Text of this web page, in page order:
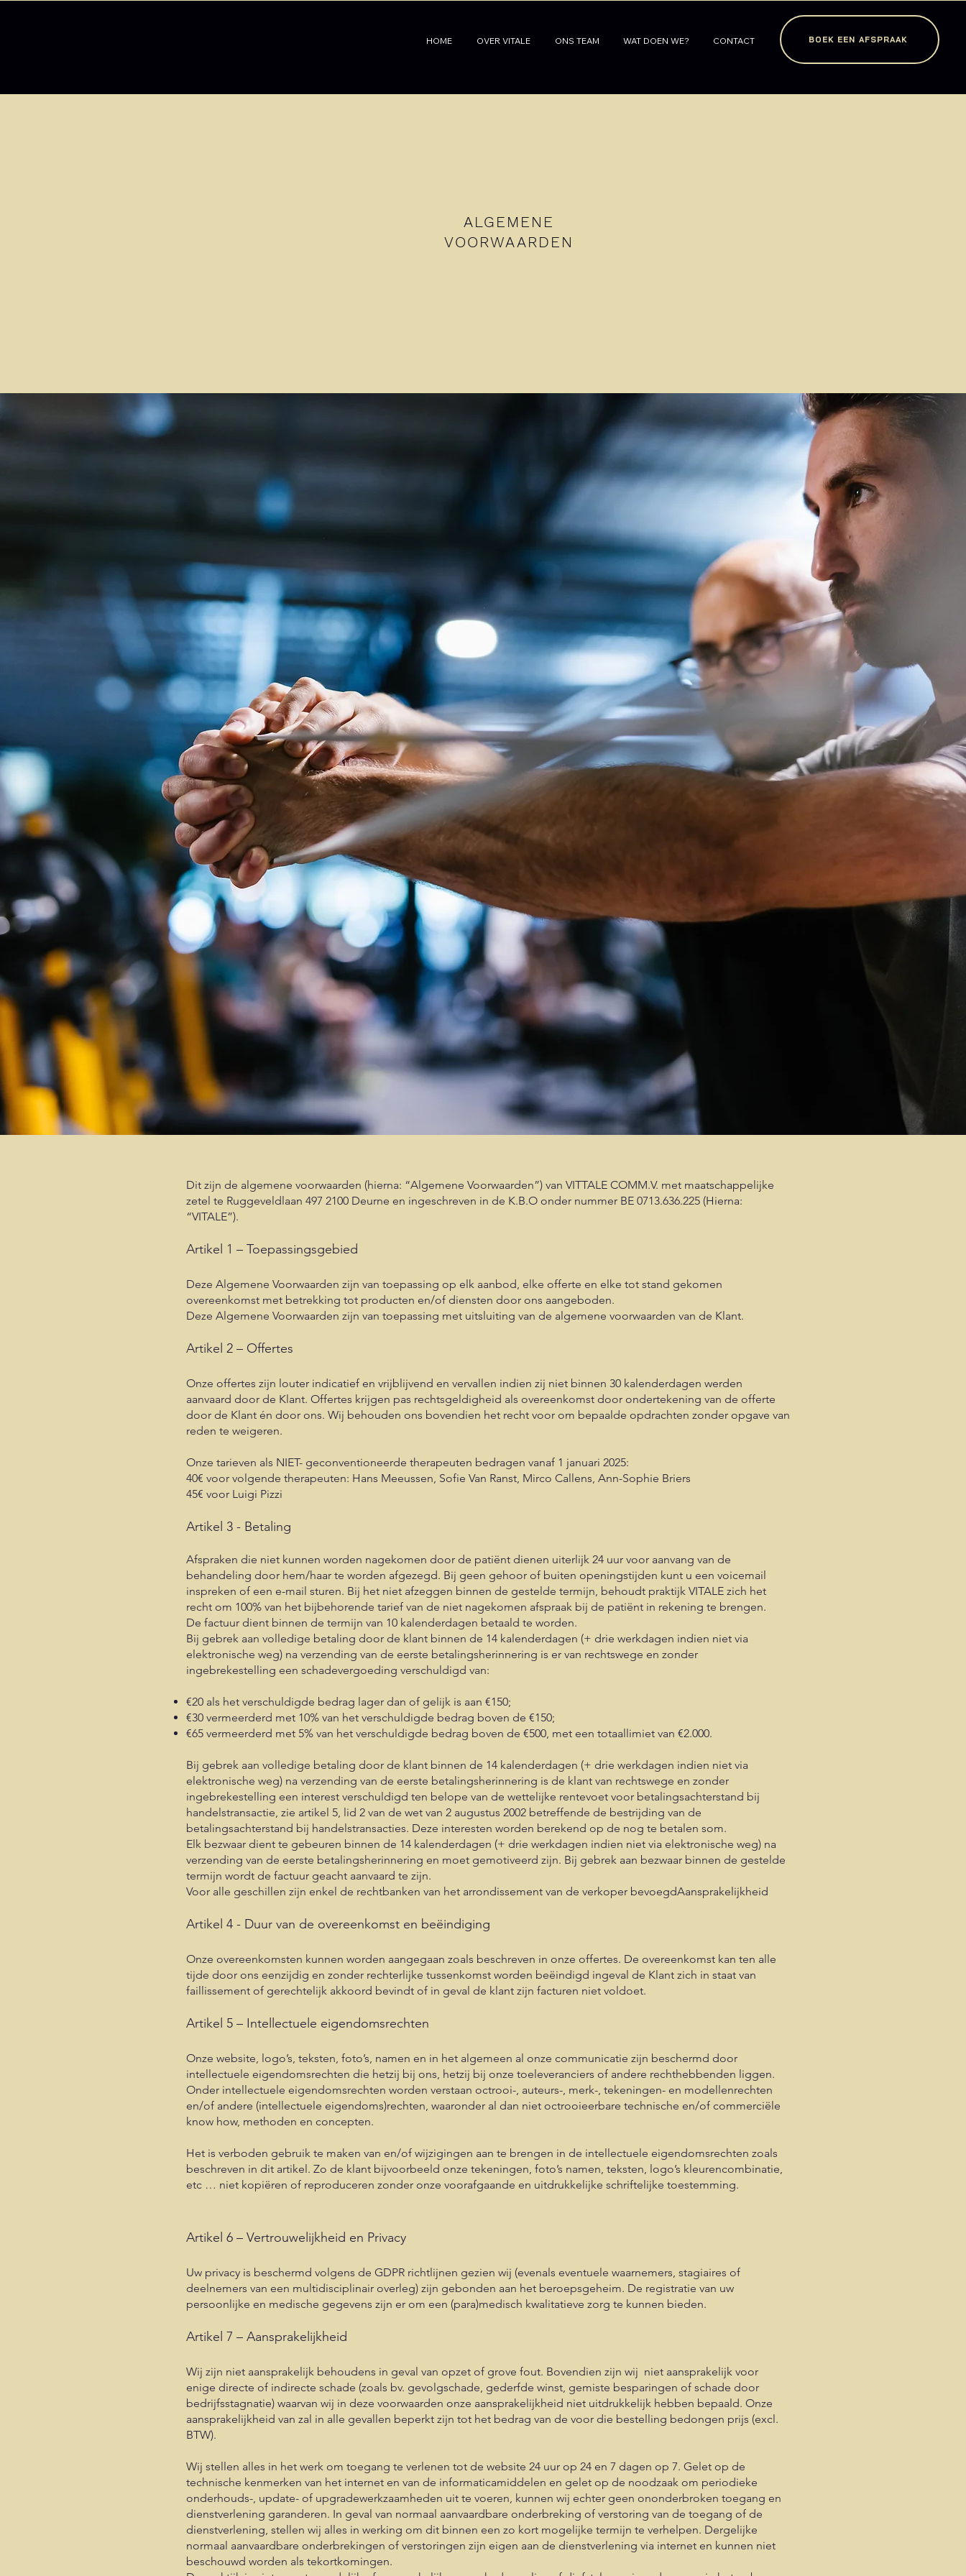
HOME OVER VITALE ONS TEAM WAT DOEN WE? CONTACT BOEK EEN AFSPRAAK
ALGEMENE
VOORWAARDEN
Dit zijn de algemene voorwaarden (hierna: “Algemene Voorwaarden”) van VITTALE COMM.V. met maatschappelijke
zetel te Ruggeveldlaan 497 2100 Deurne en ingeschreven in de K.B.O onder nummer BE 0713.636.225 (Hierna:
“VITALE”).
Artikel 1 – Toepassingsgebied
Deze Algemene Voorwaarden zijn van toepassing op elk aanbod, elke offerte en elke tot stand gekomen
overeenkomst met betrekking tot producten en/of diensten door ons aangeboden.
Deze Algemene Voorwaarden zijn van toepassing met uitsluiting van de algemene voorwaarden van de Klant.
Artikel 2 – Offertes
Onze offertes zijn louter indicatief en vrijblijvend en vervallen indien zij niet binnen 30 kalenderdagen werden
aanvaard door de Klant. Offertes krijgen pas rechtsgeldigheid als overeenkomst door ondertekening van de offerte
door de Klant én door ons. Wij behouden ons bovendien het recht voor om bepaalde opdrachten zonder opgave van
reden te weigeren.
Onze tarieven als NIET- geconventioneerde therapeuten bedragen vanaf 1 januari 2025:
40€ voor volgende therapeuten: Hans Meeussen, Sofie Van Ranst, Mirco Callens, Ann-Sophie Briers
45€ voor Luigi Pizzi
Artikel 3 - Betaling
Afspraken die niet kunnen worden nagekomen door de patiënt dienen uiterlijk 24 uur voor aanvang van de
behandeling door hem/haar te worden afgezegd. Bij geen gehoor of buiten openingstijden kunt u een voicemail
inspreken of een e-mail sturen. Bij het niet afzeggen binnen de gestelde termijn, behoudt praktijk VITALE zich het
recht om 100% van het bijbehorende tarief van de niet nagekomen afspraak bij de patiënt in rekening te brengen.
De factuur dient binnen de termijn van 10 kalenderdagen betaald te worden.
Bij gebrek aan volledige betaling door de klant binnen de 14 kalenderdagen (+ drie werkdagen indien niet via
elektronische weg) na verzending van de eerste betalingsherinnering is er van rechtswege en zonder
ingebrekestelling een schadevergoeding verschuldigd van:
€20 als het verschuldigde bedrag lager dan of gelijk is aan €150;
€30 vermeerderd met 10% van het verschuldigde bedrag boven de €150;
€65 vermeerderd met 5% van het verschuldigde bedrag boven de €500, met een totaallimiet van €2.000.
Bij gebrek aan volledige betaling door de klant binnen de 14 kalenderdagen (+ drie werkdagen indien niet via
elektronische weg) na verzending van de eerste betalingsherinnering is de klant van rechtswege en zonder
ingebrekestelling een interest verschuldigd ten belope van de wettelijke rentevoet voor betalingsachterstand bij
handelstransactie, zie artikel 5, lid 2 van de wet van 2 augustus 2002 betreffende de bestrijding van de
betalingsachterstand bij handelstransacties. Deze interesten worden berekend op de nog te betalen som.
Elk bezwaar dient te gebeuren binnen de 14 kalenderdagen (+ drie werkdagen indien niet via elektronische weg) na
verzending van de eerste betalingsherinnering en moet gemotiveerd zijn. Bij gebrek aan bezwaar binnen de gestelde
termijn wordt de factuur geacht aanvaard te zijn.
Voor alle geschillen zijn enkel de rechtbanken van het arrondissement van de verkoper bevoegdAansprakelijkheid
Artikel 4 - Duur van de overeenkomst en beëindiging
Onze overeenkomsten kunnen worden aangegaan zoals beschreven in onze offertes. De overeenkomst kan ten alle
tijde door ons eenzijdig en zonder rechterlijke tussenkomst worden beëindigd ingeval de Klant zich in staat van
faillissement of gerechtelijk akkoord bevindt of in geval de klant zijn facturen niet voldoet.
Artikel 5 – Intellectuele eigendomsrechten
Onze website, logo’s, teksten, foto’s, namen en in het algemeen al onze communicatie zijn beschermd door
intellectuele eigendomsrechten die hetzij bij ons, hetzij bij onze toeleveranciers of andere rechthebbenden liggen.
Onder intellectuele eigendomsrechten worden verstaan octrooi-, auteurs-, merk-, tekeningen- en modellenrechten
en/of andere (intellectuele eigendoms)rechten, waaronder al dan niet octrooieerbare technische en/of commerciële
know how, methoden en concepten.
Het is verboden gebruik te maken van en/of wijzigingen aan te brengen in de intellectuele eigendomsrechten zoals
beschreven in dit artikel. Zo de klant bijvoorbeeld onze tekeningen, foto’s namen, teksten, logo’s kleurencombinatie,
etc … niet kopiëren of reproduceren zonder onze voorafgaande en uitdrukkelijke schriftelijke toestemming.
Artikel 6 – Vertrouwelijkheid en Privacy
Uw privacy is beschermd volgens de GDPR richtlijnen gezien wij (evenals eventuele waarnemers, stagiaires of
deelnemers van een multidisciplinair overleg) zijn gebonden aan het beroepsgeheim. De registratie van uw
persoonlijke en medische gegevens zijn er om een (para)medisch kwalitatieve zorg te kunnen bieden.
Artikel 7 – Aansprakelijkheid
Wij zijn niet aansprakelijk behoudens in geval van opzet of grove fout. Bovendien zijn wij niet aansprakelijk voor
enige directe of indirecte schade (zoals bv. gevolgschade, gederfde winst, gemiste besparingen of schade door
bedrijfsstagnatie) waarvan wij in deze voorwaarden onze aansprakelijkheid niet uitdrukkelijk hebben bepaald. Onze
aansprakelijkheid van zal in alle gevallen beperkt zijn tot het bedrag van de voor die bestelling bedongen prijs (excl.
BTW).
Wij stellen alles in het werk om toegang te verlenen tot de website 24 uur op 24 en 7 dagen op 7. Gelet op de
technische kenmerken van het internet en van de informaticamiddelen en gelet op de noodzaak om periodieke
onderhouds-, update- of upgradewerkzaamheden uit te voeren, kunnen wij echter geen ononderbroken toegang en
dienstverlening garanderen. In geval van normaal aanvaardbare onderbreking of verstoring van de toegang of de
dienstverlening, stellen wij alles in werking om dit binnen een zo kort mogelijke termijn te verhelpen. Dergelijke
normaal aanvaardbare onderbrekingen of verstoringen zijn eigen aan de dienstverlening via internet en kunnen niet
beschouwd worden als tekortkomingen.